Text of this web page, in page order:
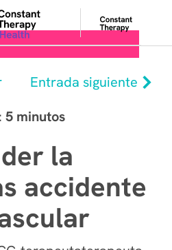
Entrada siguiente
5 minutos
la
accidente